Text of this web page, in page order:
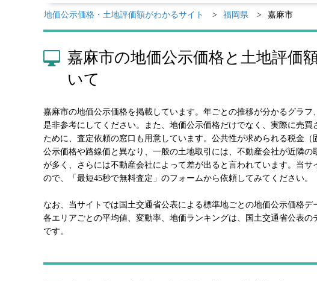
地価公示価格・土地評価額がわかるサイト 福岡県 嘉麻市
嘉麻市の地価公示価格と土地評価
いて
嘉麻市の地価公示価格を掲載しています。年ごとの推移が分かるグラ
是非参考にしてください。また、地価公示価格だけでなく、実際に売
ために、査定依頼の窓口も用意しています。公共性が求められる税金
公示価格や路線価と異なり、一般の土地取引には、不動産会社が近隣
が多く、さらには不動産会社によって差が出ると言われています。当
ので、「最短45秒で無料査定」のフォームから依頼してみてください。
なお、当サイトでは国土交通省公表による標準地ごとの地価公示価格デ
各エリアごとの平均値、変動率、地価ランキングは、国土交通省公表
です。